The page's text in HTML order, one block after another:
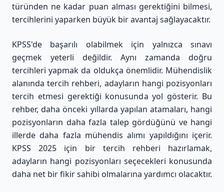
türünden ne kadar puan alması gerektiğini bilmesi,
tercihlerini yaparken büyük bir avantaj sağlayacaktır.
KPSS'de başarılı olabilmek için yalnızca sınavı
geçmek yeterli değildir. Aynı zamanda doğru
tercihleri yapmak da oldukça önemlidir. Mühendislik
alanında tercih rehberi, adayların hangi pozisyonları
tercih etmesi gerektiği konusunda yol gösterir. Bu
rehber, daha önceki yıllarda yapılan atamaları, hangi
pozisyonların daha fazla talep gördüğünü ve hangi
illerde daha fazla mühendis alımı yapıldığını içerir.
KPSS 2025 için bir tercih rehberi hazırlamak,
adayların hangi pozisyonları seçecekleri konusunda
daha net bir fikir sahibi olmalarına yardımcı olacaktır.